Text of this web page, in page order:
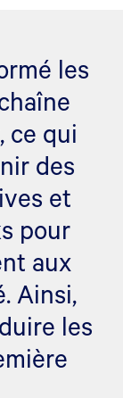
les
ce qui
des
et
pour
aux
Ainsi,
les